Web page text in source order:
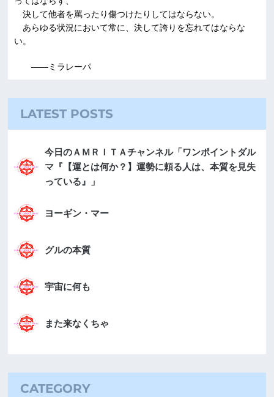
決して他者を罵ったり傷つけたりしてはならない。
あらゆる状況において常に、決して誇りを忘れてはならな
い。
――ミラレーパ
LATEST POSTS
今日のＡＭＲＩＴＡチャンネル「ワンポイントダル
マ『【運とは何か？】運勢に頼る人は、本質を見失
っている』」
ヨーギン・マー
グルの本質
宇宙に何も
また来なくちゃ
CATEGORY